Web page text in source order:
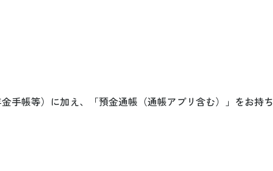
手帳等）に加え、「預金通帳（通帳アプリ含む）」をお持ち